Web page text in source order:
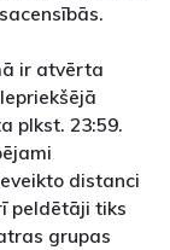
ir atvērta
plkst. 23:59.
distanci
peldētāji tiks
grupas